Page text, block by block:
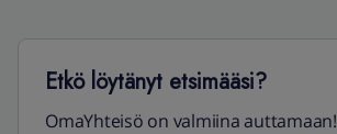
Etkö löytänyt etsimääsi?
OmaYhteisö on valmiina auttamaan!